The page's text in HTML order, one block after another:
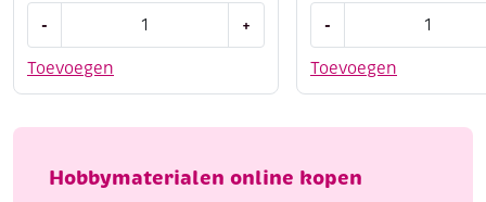
Toevoegen
-
acrylmarker
aantal
+
Toevoegen
-
/
ml,
aantal
Hobbymaterialen online kopen